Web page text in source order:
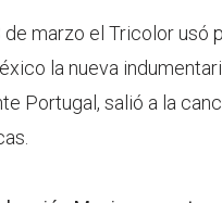
de marzo el Tricolor usó
la nueva
Portugal, salió a la